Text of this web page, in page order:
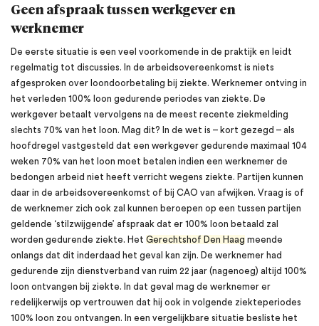
Geen afspraak tussen werkgever en
werknemer
De eerste situatie is een veel voorkomende in de praktijk en leidt
regelmatig tot discussies. In de arbeidsovereenkomst is niets
afgesproken over loondoorbetaling bij ziekte. Werknemer ontving in
het verleden 100% loon gedurende periodes van ziekte. De
werkgever betaalt vervolgens na de meest recente ziekmelding
slechts 70% van het loon. Mag dit? In de wet is – kort gezegd – als
hoofdregel vastgesteld dat een werkgever gedurende maximaal 104
weken 70% van het loon moet betalen indien een werknemer de
bedongen arbeid niet heeft verricht wegens ziekte. Partijen kunnen
daar in de arbeidsovereenkomst of bij CAO van afwijken. Vraag is of
de werknemer zich ook zal kunnen beroepen op een tussen partijen
geldende ‘stilzwijgende’ afspraak dat er 100% loon betaald zal
worden gedurende ziekte. Het Gerechtshof Den Haag meende
onlangs dat dit inderdaad het geval kan zijn. De werknemer had
gedurende zijn dienstverband van ruim 22 jaar (nagenoeg) altijd 100%
loon ontvangen bij ziekte. In dat geval mag de werknemer er
redelijkerwijs op vertrouwen dat hij ook in volgende ziekteperiodes
100% loon zou ontvangen. In een vergelijkbare situatie besliste het